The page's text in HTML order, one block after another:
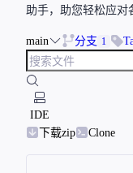
助手，助您轻松应对
main 分支 1
IDE
下载zip
Clone